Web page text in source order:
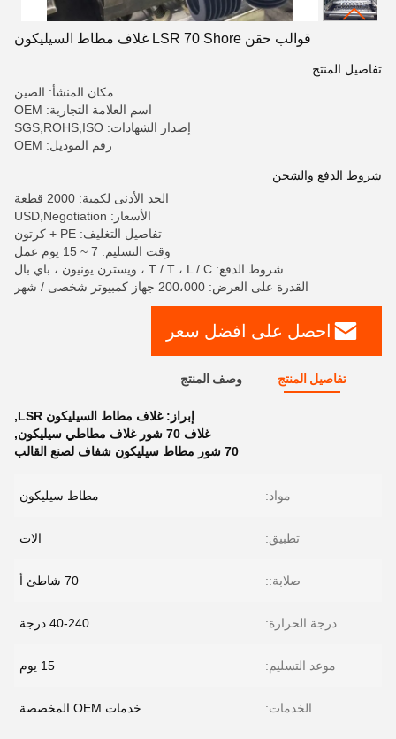
قوالب حقن LSR 70 Shore غلاف مطاط السيليكون
تفاصيل المنتج
مكان المنشأ: الصين
اسم العلامة التجارية: OEM
إصدار الشهادات: SGS,ROHS,ISO
رقم الموديل: OEM
شروط الدفع والشحن
الحد الأدنى لكمية: 2000 قطعة
الأسعار: USD,Negotiation
تفاصيل التغليف: PE + كرتون
وقت التسليم: 7 ~ 15 يوم عمل
شروط الدفع: T / T ، L / C ، ويسترن يونيون ، باي بال
القدرة على العرض: 200،000 جهاز كمبيوتر شخصى / شهر
احصل على افضل سعر
تفاصيل المنتج وصف المنتج
إبراز:غلاف مطاط السيليكون LSR
,
غلاف 70 شور غلاف مطاطي سيليكون
,
70 شور مطاط سيليكون شفاف لصنع القالب
مواد: مطاط سيليكون
تطبيق: الات
صلابة:: 70 شاطئ أ
درجة الحرارة: 40-240 درجة
موعد التسليم: 15 يوم
الخدمات: خدمات OEM المخصصة